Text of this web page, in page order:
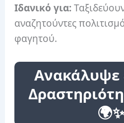
Ιδανικό για:
αναζητούντες
φαγητού.
Ανακάλυψε
🌍✨